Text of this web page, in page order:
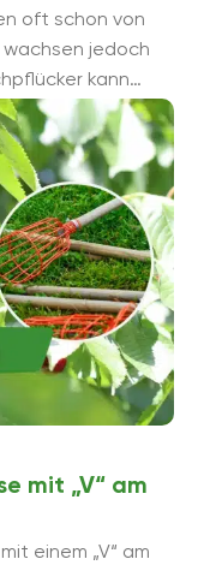
oft schon von
jedoch
kann
mit „V“ am
einem „V“ am